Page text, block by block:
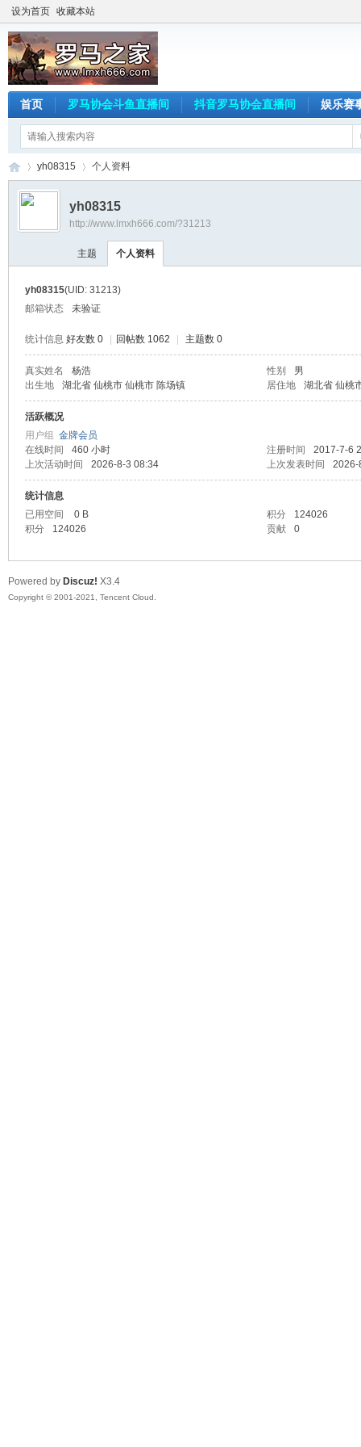
设为首页 收藏本站
首页 罗马协会斗鱼直播间 抖音罗马协会直播间 娱乐赛
之
›
yh08315 个人资料
yh08315
http://www.lmxh666.com/?31213
主题 个人资料
yh08315(UID: 31213)
邮箱状态
未验证
统计信息 好友数 0 回帖数 1062 主题数 0
真实姓名 杨浩 性别
男
出生地
湖北省 仙桃市 仙桃市 陈场镇 居住地 湖北省 仙桃
活跃概况
用户组 金牌会员
在线时间
460 小时 注册时间
2017-7-6
上次活动时间
2026-8-3 08:34 上次发表时间 2026-
统计信息
已用空间
0 B 积分
124026
积分
124026 贡献 0
Powered by Discuz! X3.4
Copyright © 2001-2021, Tencent Cloud.